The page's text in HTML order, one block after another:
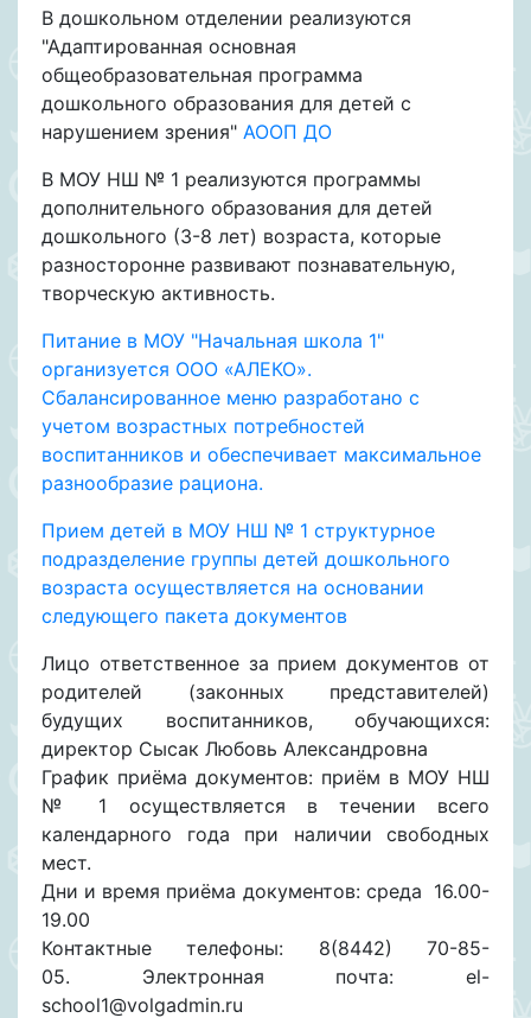
В дошкольном отделении реализуются
"Адаптированная основная
общеобразовательная программа
дошкольного образования для детей с
нарушением зрения" АООП ДО
В МОУ НШ № 1 реализуются программы
дополнительного образования для детей
дошкольного (3-8 лет) возраста, которые
разносторонне развивают познавательную,
творческую активность.
Питание в МОУ "Начальная школа 1"
организуется ООО «АЛЕКО».
Сбалансированное меню разработано с
учетом возрастных потребностей
воспитанников и обеспечивает максимальное
разнообразие рациона.
Прием детей в МОУ НШ № 1 структурное
подразделение группы детей дошкольного
возраста осуществляется на основании
следующего пакета документов
Лицо ответственное за прием документов от
родителей (законных представителей)
будущих воспитанников, обучающихся:
директор Сысак Любовь Александровна
​График приёма документов: приём в МОУ НШ
№ 1 осуществляется в течении всего
календарного года при наличии свободных
мест.
Дни и время приёма документов: среда 16.00-
19.00
Контактные телефоны: 8(8442) 70-85-
05. Электронная почта: el-
school1@volgadmin.ru